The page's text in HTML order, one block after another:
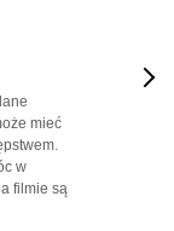
mieć
w
filmie są